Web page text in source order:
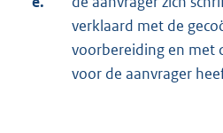
verklaard met de
voorbereiding en met
voor de aanvrager